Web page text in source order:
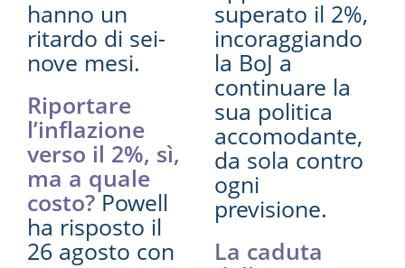
hanno un
ritardo di sei-
nove mesi.
Riportare
l’inflazione
verso il 2%, sì,
ma a quale
costo? Powell
ha risposto il
26 agosto con
superato il 2%,
incoraggiando
la BoJ a
continuare la
sua politica
accomodante,
da sola contro
ogni
previsione.
La caduta